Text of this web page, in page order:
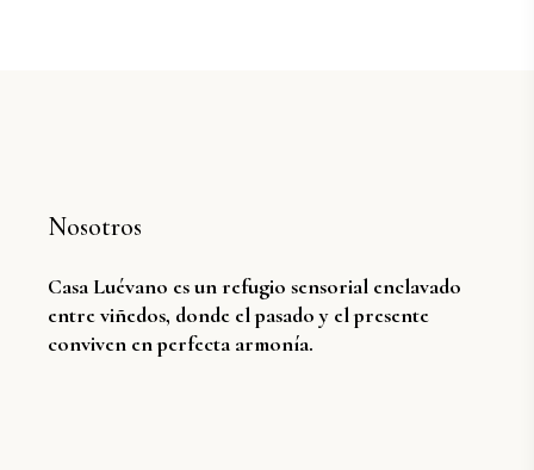
Nosotros
Casa Luévano es un refugio sensorial enclavado
entre viñedos, donde el pasado y el presente
conviven en perfecta armonía.